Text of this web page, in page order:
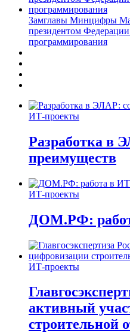
Замглавы Минцифры
президентом
программирования
ИТ-проекты
Разработка в
преимуществ
ИТ-проекты
ДОМ.РФ:
ИТ-проекты
активный
строительной